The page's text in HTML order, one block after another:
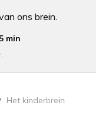
ons brein.
min
Het kinderbrein